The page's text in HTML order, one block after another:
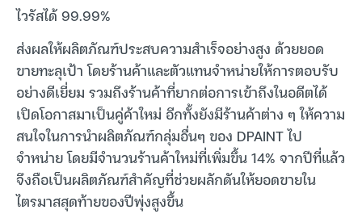
ไวรัสได้ 99.99%
ส่งผลให้ผลิตภัณฑ์ประสบความสำเร็จอย่างสูง ด้วยยอด
ขายทะลุเป้า โดยร้านค้าและตัวแทนจำหน่ายให้การตอบรับ
อย่างดีเยี่ยม รวมถึงร้านค้าที่ยากต่อการเข้าถึงในอดีตได้
เปิดโอกาสมาเป็นคู่ค้าใหม่ อีกทั้งยังมีร้านค้าต่าง ๆ ให้ความ
สนใจในการนำผลิตภัณฑ์กลุ่มอื่นๆ ของ DPAINT ไป
จำหน่าย โดยมีจำนวนร้านค้าใหม่ที่เพิ่มขึ้น 14% จากปีที่แล้ว
จึงถือเป็นผลิตภัณฑ์สำคัญที่ช่วยผลักดันให้ยอดขายใน
ไตรมาสสุดท้ายของปีพุ่งสูงขึ้น